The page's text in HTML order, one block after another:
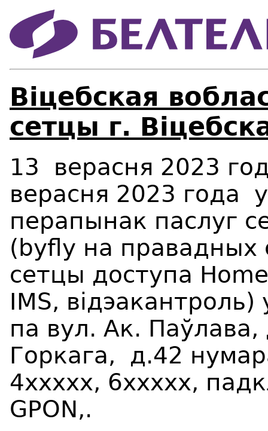
Віцебская
сетцы г.
13 верасня 2023
верасня 2023 года у
перапынак паслуг
(byfly на правадных
сетцы доступа
IMS, відэакантроль)
па вул. Ак. Паў
Горкага, д.42
4ххххх, 6ххххх,
GPON,.